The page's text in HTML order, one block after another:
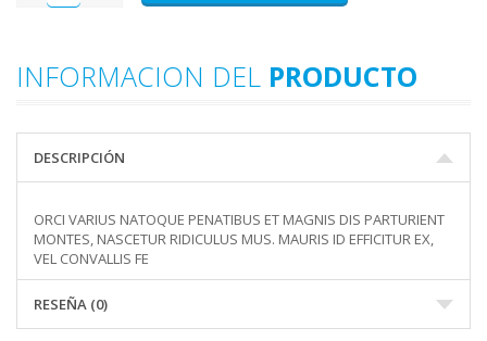
INFORMACION DEL PRODUCTO
DESCRIPCIÓN
ORCI VARIUS NATOQUE PENATIBUS ET MAGNIS DIS PARTURIENT
MONTES, NASCETUR RIDICULUS MUS. MAURIS ID EFFICITUR EX,
VEL CONVALLIS FE
RESEÑA (0)